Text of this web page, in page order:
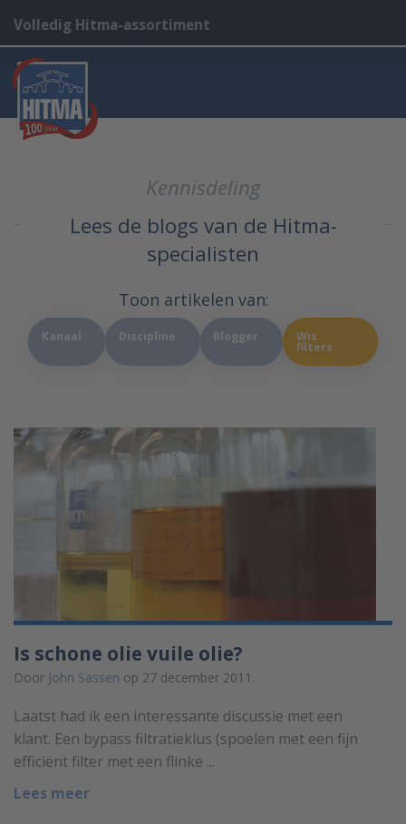
Volledig Hitma-assortiment
Kennisdeling
Lees de blogs van de Hitma-
specialisten
Toon artikelen van:
Kanaal Discipline Blogger Wis
filters
Is schone olie vuile olie?
Door John Sassen op 27 december 2011.
Laatst had ik een interessante discussie met een
klant. Een bypass filtratieklus (spoelen met een fijn
efficiënt filter met een flinke ...
Lees meer